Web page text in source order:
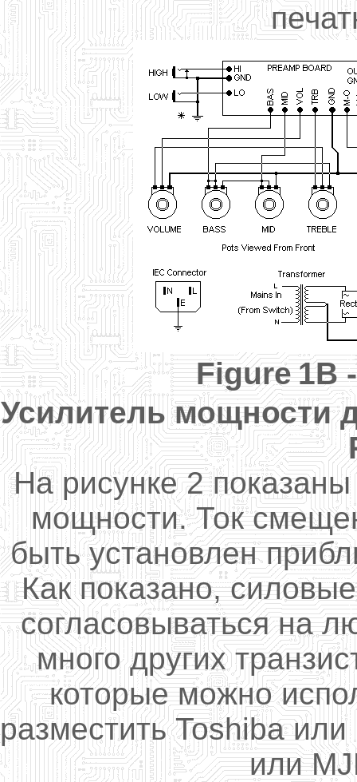
Figure1B
Усилитель мощности
На рисунке 2
мощности. Ток
быть установлен
Как показано,
согласовываться на
много других
которые можно
разместить Toshiba
или